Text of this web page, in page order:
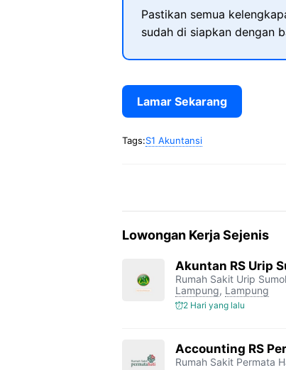
Pastikan semua
sudah di siapkan dengan
Lamar Sekarang
Tags:S1 Akuntansi
Lowongan Kerja Sejenis
Akuntan RS Urip
Rumah Sakit Urip
Lampung, Lampung
2 Hari yang lalu
Accounting RS
Rumah Sakit Permata